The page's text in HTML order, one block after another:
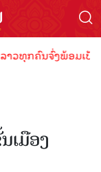
ວທຸກຄົນຈົ່ງພ້ອມເປັ
ເມືອງ